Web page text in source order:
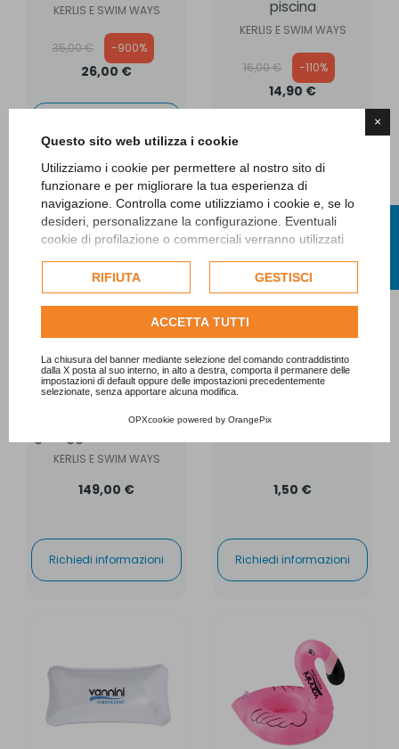
×
Questo sito web utilizza i cookie
Utilizziamo i cookie per permettere al nostro sito di
funzionare e per migliorare la tua esperienza di
navigazione. Controlla come utilizziamo i cookie e, se lo
desideri, personalizzane la configurazione. Eventuali
cookie di profilazione o commerciali verranno utilizzati
dell'utente e, se consentito, potrebbero essere utilizzati
per personalizzare gli annunci pubblicitari. Per ulteriori
informazioni su come Google utilizza i dati raccolti,
politica sulla privacy di Google
Consulta l'informativa cookie completa.
RIFIUTA GESTISCI
ACCETTA TUTTI
La chiusura del banner mediante selezione del comando contraddistinto
dalla X posta al suo interno, in alto a destra, comporta il permanere delle
impostazioni di default oppure delle impostazioni precedentemente
selezionate, senza apportare alcuna modifica.
OPXcookie powered by OrangePix
KERLIS E SWIM WAYS
Prezzo base
35,00 € -900%
26,00 €
piscina
KERLIS E SWIM WAYS
Prezzo base
16,00 € -110%
14,90 €
gonfiabile
KERLIS E SWIM WAYS
149,00 €
Richiedi informazioni
gonfiabile a forma di
1,50 €
Richiedi informazioni